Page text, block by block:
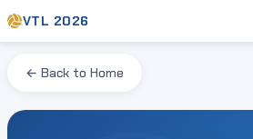
VTL 2026
← Back to Home